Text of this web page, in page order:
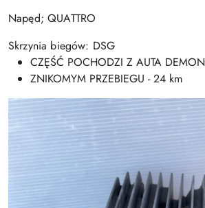
Napęd; QUATTRO
Skrzynia biegów: DSG
CZĘŚĆ POCHODZI Z AUTA
ZNIKOMYM PRZEBIEGU - 24 km